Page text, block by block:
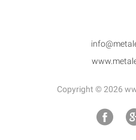
Copyright © 2026